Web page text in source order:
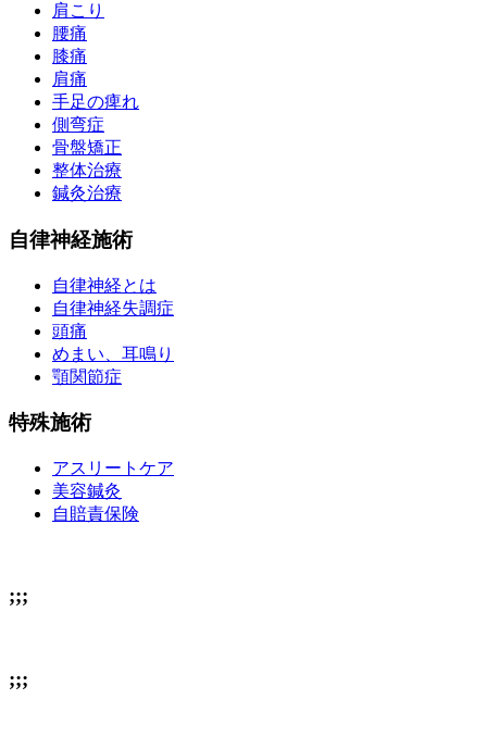
肩こり
腰痛
膝痛
肩痛
手足の痺れ
側弯症
骨盤矯正
整体治療
鍼灸治療
自律神経施術
自律神経とは
自律神経失調症
頭痛
めまい、耳鳴り
顎関節症
特殊施術
アスリートケア
美容鍼灸
自賠責保険
;;;
;;;